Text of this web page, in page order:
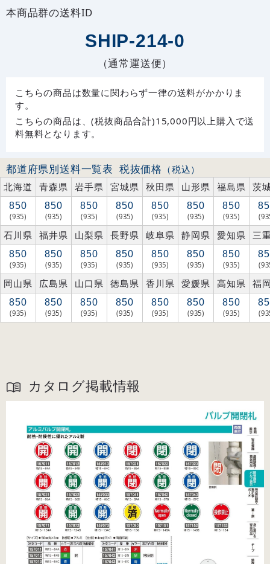
本商品群の送料ID
SHIP-214-0
（通常運送便）
こちらの商品は数量に関わらず一律の送料がかかりま
す。
こちらの商品は、(税抜商品合計)15,000円以上購入で送
料無料となります。
都道府県別送料一覧表 税抜価格 （税込）
北海道
青森県 岩手県 宮城県 秋田県 山形県 福島県 茨
850
(935)
850
(935)
850
(935)
850
(935)
850
(935)
850
(935)
850
(935)
石川県 福井県 山梨県 長野県 岐阜県 静岡県 愛知県 三
850
(935)
850
(935)
850
(935)
850
(935)
850
(935)
850
(935)
850
(935)
岡山県 広島県 山口県 徳島県 香川県 愛媛県 高知県 福
850
(935)
850
(935)
850
(935)
850
(935)
850
(935)
850
(935)
850
(935)
カタログ掲載情報